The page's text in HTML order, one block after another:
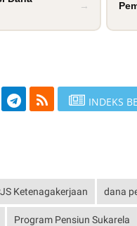
→
INDEKS
Ketenagakerjaan dana
Program Pensiun Sukarela